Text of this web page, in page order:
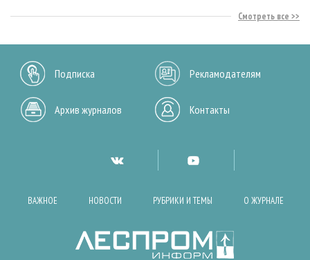
Смотреть все
Подписка Рекламодателям
Архив журналов Контакты
ВАЖНОЕ НОВОСТИ РУБРИКИ И ТЕМЫ О ЖУРНАЛЕ